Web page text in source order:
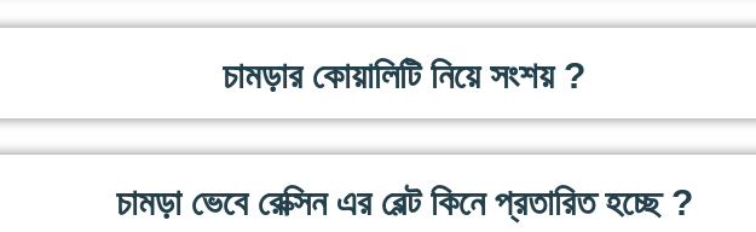
চামড়ার কোয়ালিটি নিয়ে সংশয় ?
চামড়া ভেবে রেক্সিন এর বেল্ট কিনে প্রতারিত হচ্ছে ?